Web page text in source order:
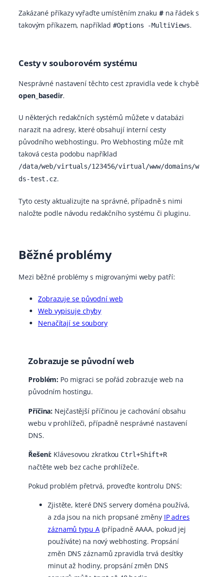
Zakázané příkazy vyřaďte umístěním znaku #na řádek s
takovým příkazem, například#Options -MultiViews.
Cesty v souborovém systému
Nesprávné nastavení těchto cest zpravidla vede k chybě
open_basedir.
U některých redakčních systémů můžete v databázi
narazit na adresy, které obsahují interní cesty
původního webhostingu. Pro Webhosting může mít
taková cesta podobu například
/data/web/virtuals/123456/virtual/www/domains/w
ds-test.cz.
Tyto cesty aktualizujte na správné, případně s nimi
naložte podle návodu redakčního systému či pluginu.
Běžné problémy
Mezi běžné problémy s migrovanými weby patří:
Zobrazuje se původní web
Web vypisuje chyby
Nenačítají se soubory
Zobrazuje se původní web
Problém: Po migraci se pořád zobrazuje web na
původním hostingu.
Příčina: Nejčastější příčinou je cachování obsahu
webu v prohlížeči, případně nesprávné nastavení
DNS.
Řešení: Klávesovou zkratkou Ctrl+Shift+R
načtěte web bez cache prohlížeče.
Pokud problém přetrvá, proveďte kontrolu DNS:
Zjistěte, které DNS servery doména používá,
a zda jsou na nich propsané změny IP adres
záznamů typu A(případně AAAA, pokud jej
používáte) na nový webhosting. Propsání
změn DNS záznamů zpravidla trvá desítky
minut až hodiny, propsání změn DNS